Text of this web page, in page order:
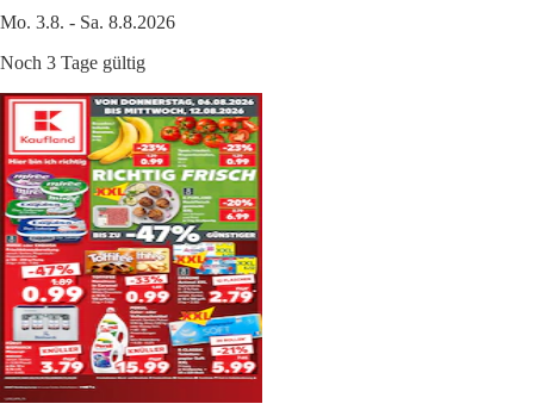
Mo. 3.8. - Sa. 8.8.2026
Noch 3 Tage gültig